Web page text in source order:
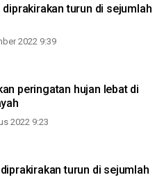
diprakirakan turun di sejumlah
2022 9:39
peringatan hujan lebat di
2022 9:23
turun di sejumlah